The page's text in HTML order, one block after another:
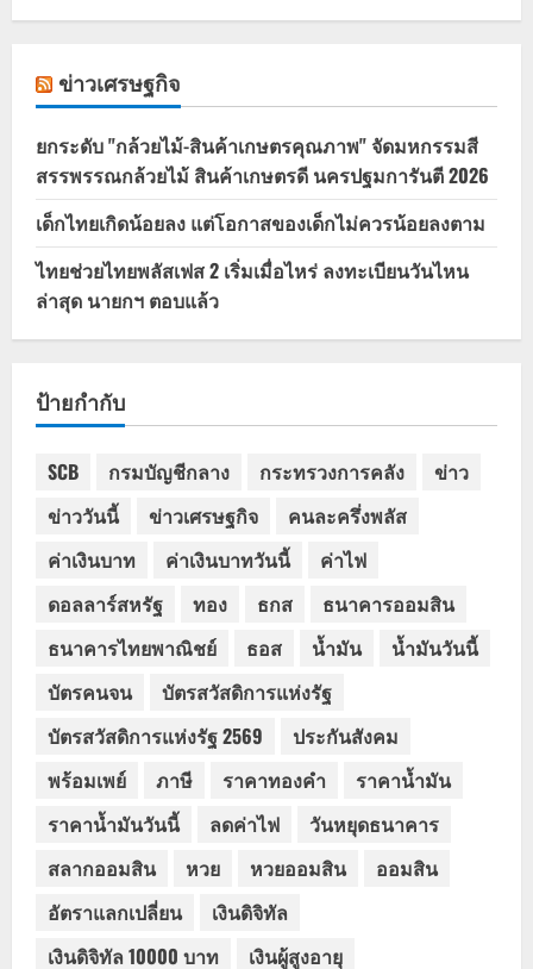
ข่าวเศรษฐกิจ
ยกระดับ "กล้วยไม้-สินค้าเกษตรคุณภาพ" จัดมหกรรมสี
สรรพรรณกล้วยไม้ สินค้าเกษตรดี นครปฐมการันตี 2026
เด็กไทยเกิดน้อยลง แต่โอกาสของเด็กไม่ควรน้อยลงตาม
ไทยช่วยไทยพลัสเฟส 2 เริ่มเมื่อไหร่ ลงทะเบียนวันไหน
ล่าสุด นายกฯ ตอบแล้ว
ป้ายกำกับ
SCB กรมบัญชีกลาง กระทรวงการคลัง
ข่าว
ข่าววันนี้
ข่าวเศรษฐกิจ
คนละครึ่งพลัส
ค่าเงินบาท
ค่าเงินบาทวันนี้
ค่าไฟ
ดอลลาร์สหรัฐ
ทอง ธกส
ธนาคารออมสิน
ธนาคารไทยพาณิชย์
ธอส น้ำมัน
น้ำมันวันนี้
บัตรคนจน
บัตรสวัสดิการแห่งรัฐ
บัตรสวัสดิการแห่งรัฐ 2569
ประกันสังคม
พร้อมเพย์
ภาษี ราคาทองคำ
ราคาน้ำมัน
ราคาน้ำมันวันนี้
ลดค่าไฟ
วันหยุดธนาคาร
สลากออมสิน
หวย หวยออมสิน
ออมสิน
อัตราแลกเปลี่ยน
เงินดิจิทัล
เงินดิจิทัล 10000 บาท
เงินผู้สูงอายุ